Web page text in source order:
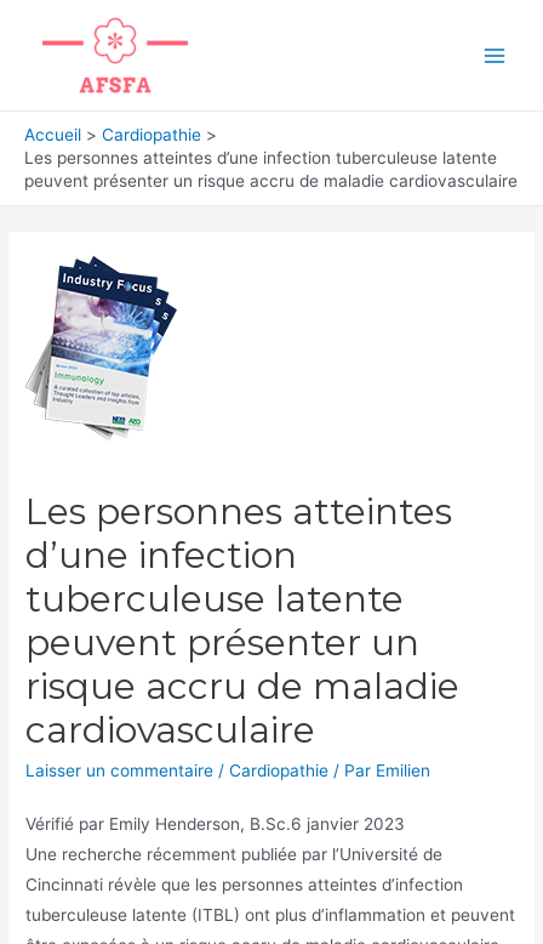
Accueil
Cardiopathie
Les personnes atteintes d’une infection tuberculeuse latente
peuvent présenter un risque accru de maladie cardiovasculaire
Les personnes atteintes
d’une infection
tuberculeuse latente
peuvent présenter un
risque accru de maladie
cardiovasculaire
Laisser un commentaire /Cardiopathie / Par Emilien
Vérifié par Emily Henderson, B.Sc.6 janvier 2023
Une recherche récemment publiée par l’Université de
Cincinnati révèle que les personnes atteintes d’infection
tuberculeuse latente (ITBL) ont plus d’inflammation et peuvent